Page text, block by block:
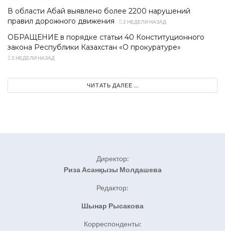
В области Абай выявлено более 2200 нарушений
правил дорожного движения
2 НЕДЕЛИ НАЗАД
ОБРАЩЕНИЕ в порядке статьи 40 Конституционного
закона Республики Казахстан «О прокуратуре»
2 НЕДЕЛИ НАЗАД
ЧИТАТЬ ДАЛЕЕ ...
Директор:
Риза Асанқызы Молдашева
Редактор:
Шынар Рысакова
Корреспонденты: